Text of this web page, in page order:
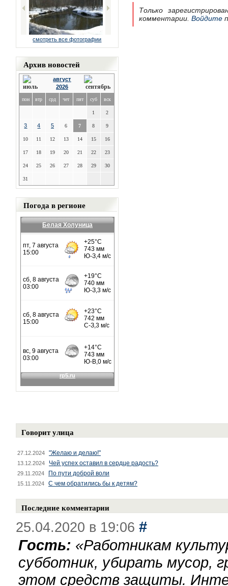
смотреть все фотографии
Архив новостей
август
2026
пон втр срд чет пят суб вск
1 2
3 4 5 6 7 8 9
10 11 12 13 14 15 16
17 18 19 20 21 22 23
24 25 26 27 28 29 30
31
Погода в регионе
Белая Холуница
Только
комментарии. Войдите
Говорит улица
27.12.2024 "Желаю и делаю!"
13.12.2024 Чей успех оставил в сердце радость?
29.11.2024 По пути доброй воли
15.11.2024 С чем обратились бы к детям?
Последние комментарии
25.04.2020 в 19:06 #
Гость: «Работникам
субботник, убирать мусор,
этом средств защиты.